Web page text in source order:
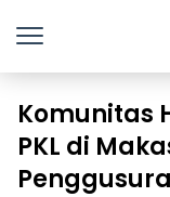
Komunitas
PKL di